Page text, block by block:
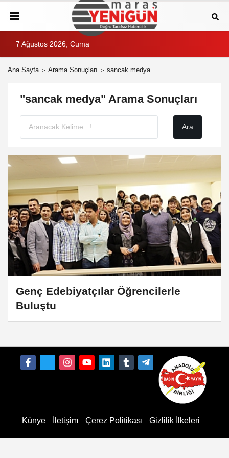
7 Ağustos 2026, Cuma
Ana Sayfa Arama Sonuçları sancak medya
"sancak medya" Arama Sonuçları
Genç Edebiyatçılar Öğrencilerle
Buluştu
Künye İletişim Çerez Politikası Gizlilik İlkeleri